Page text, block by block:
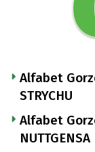
Alfabet
STRYCHU
Alfabet
NUTTGENSA